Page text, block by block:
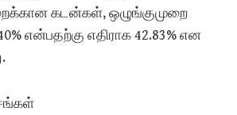
கடன்கள், ஒழுங்குமுறை
என்பதற்கு எதிராக 42.83% என